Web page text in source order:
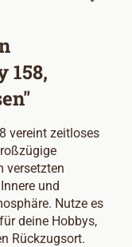
158,
vereint zeitloses
versetzten
und
Nutze es
deine Hobbys,
Rückzugsort.